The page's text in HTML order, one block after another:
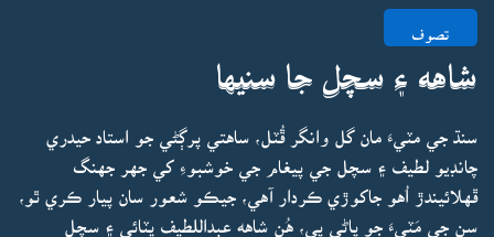
شاهه ۽ سچل جا سنيها
سنڌ جي مٽيءَ مان گل وانگر ڦُٽل، ساهتي پرڳڻي جو استاد حيدري
چانڊيو لطيف ۽ سچل جي پيغام جي خوشبوءِ کي جهر جهنگ
ڦهلائيندڙ اُهو جاکوڙي ڪردار آهي، جيڪو شعور سان پيار ڪري ٿو،
سن جي مَٽيءَ جو پاڻي پي، هُن شاهه عبداللطيف ڀٽائي ۽ سچل